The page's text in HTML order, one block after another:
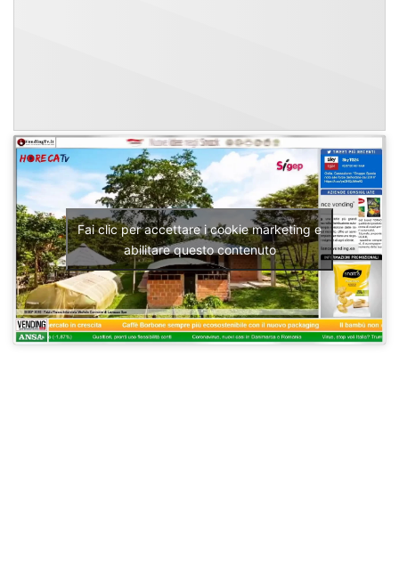
Fai clic per accettare i cookie marketing e
abilitare questo contenuto